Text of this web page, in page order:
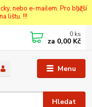
nebo e-mailem. Pro bližší
lištu. !!!
Menu
Hledat
0 ks
za 0,00 Kč